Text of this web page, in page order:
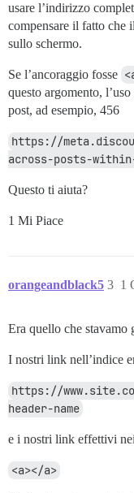
usare l’indirizzo
compensare il fatto che
sullo schermo.
Se l’ancoraggio fosse
questo argomento,
post, ad esempio, 456
https://
across-posts-
Questo ti aiuta?
1 Mi Piace
orangeandblack5 1
3
Era quello che stavamo
I nostri link nell’indice
https://
header-name
e i nostri link effettivi
<a></a>